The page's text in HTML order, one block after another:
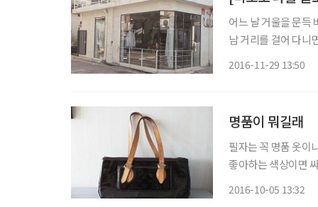
어느 날 거울을 문득
남 거리를 걸어 다니
2016-11-29 13:50
명품이 뭐길래
필자는 꼭 명품 옷이
좋아하는 색상이면
2016-10-05 13:32